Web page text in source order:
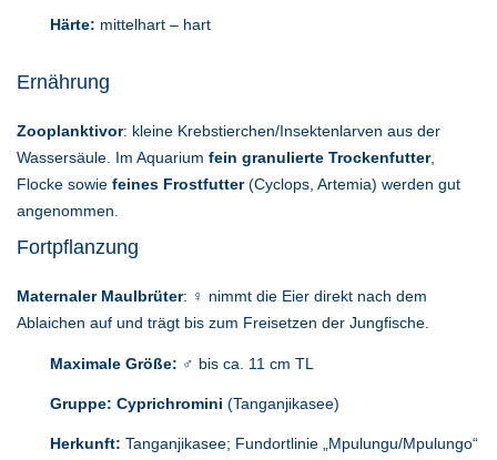
Härte: mittelhart – hart
Ernährung
Zooplanktivor: kleine Krebstierchen/Insektenlarven aus der
Wassersäule. Im Aquarium fein granulierte Trockenfutter,
Flocke sowie feines Frostfutter(Cyclops, Artemia) werden gut
angenommen.
Fortpflanzung
Maternaler Maulbrüter: ♀ nimmt die Eier direkt nach dem
Ablaichen auf und trägt bis zum Freisetzen der Jungfische.
Maximale Größe: ♂ bis ca. 11 cm TL
Gruppe: Cyprichromini (Tanganjikasee)
Herkunft: Tanganjikasee; Fundortlinie „Mpulungu/Mpulungo“